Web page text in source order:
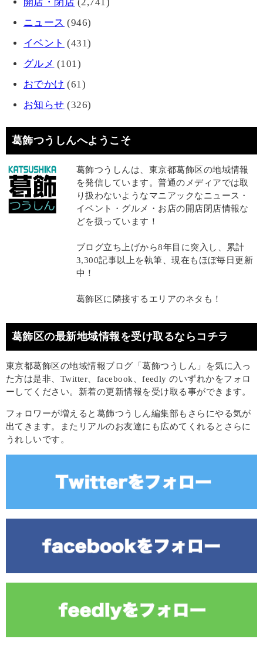
ニュース (946)
イベント (431)
グルメ (101)
おでかけ (61)
お知らせ (326)
葛飾つうしんへようこそ
葛飾つうしんは、東京都葛飾区の地域情報
を発信しています。普通のメディアでは取
り扱わないようなマニアックなニュース・
イベント・グルメ・お店の開店閉店情報な
どを扱っています！
ブログ立ち上げから8年目に突入し、累計
3,300記事以上を執筆、現在もほぼ毎日更新
中！
葛飾区に隣接するエリアのネタも！
葛飾区の最新地域情報を受け取るならコチラ
東京都葛飾区の地域情報ブログ「葛飾つうしん」を気に入っ
た方は是非、Twitter、facebook、feedly のいずれかをフォロ
ーしてください。新着の更新情報を受け取る事ができます。
フォロワーが増えると葛飾つうしん編集部もさらにやる気が
出てきます。またリアルのお友達にも広めてくれるとさらに
うれしいです。